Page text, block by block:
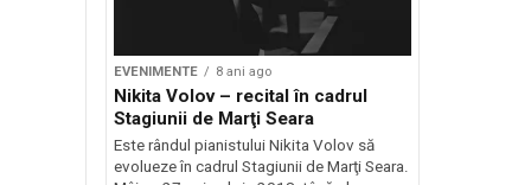
EVENIMENTE 8 ani ago
Nikita Volov – recital în cadrul
Stagiunii de Marţi Seara
Este rândul pianistului Nikita Volov să
evolueze în cadrul Stagiunii de Marţi Seara.